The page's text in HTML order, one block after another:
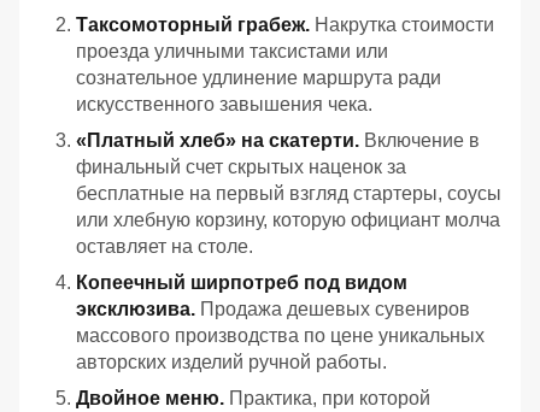
Таксомоторный грабеж. Накрутка стоимости
проезда уличными таксистами или
сознательное удлинение маршрута ради
искусственного завышения чека.
«Платный хлеб» на скатерти. Включение в
финальный счет скрытых наценок за
бесплатные на первый взгляд стартеры, соусы
или хлебную корзину, которую официант молча
оставляет на столе.
Копеечный ширпотреб под видом
эксклюзива. Продажа дешевых сувениров
массового производства по цене уникальных
авторских изделий ручной работы.
Двойное меню. Практика, при которой